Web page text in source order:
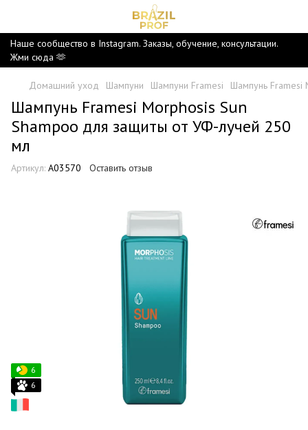
Наше сообщество в Instagram. Заказы, обучение, консультации.
Жми сюда 🫶
Домашний уход Шампуни Шампуни Framesi Шампунь Framesi
Шампунь Framesi Morphosis Sun
Shampoo для защиты от УФ-лучей 250
мл
Артикул: A03570 Оставить отзыв
6
6